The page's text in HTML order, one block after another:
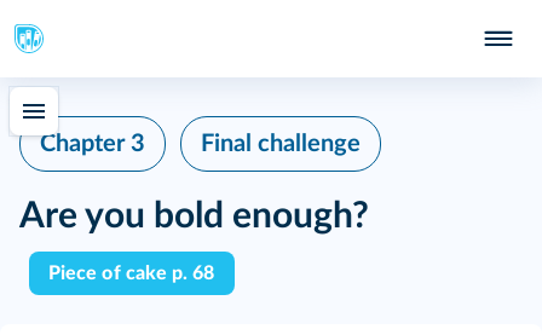
Chapter 3 Final challenge
Are you bold enough?
Piece of cake p. 68